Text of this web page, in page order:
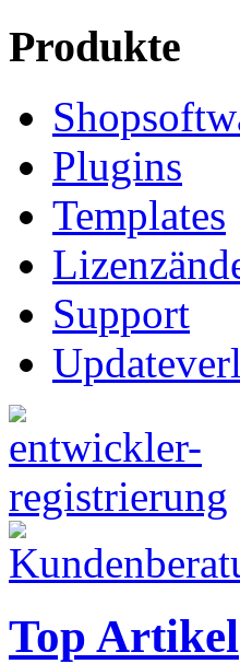
Produkte
Plugins
Templates
Support
Top Artikel